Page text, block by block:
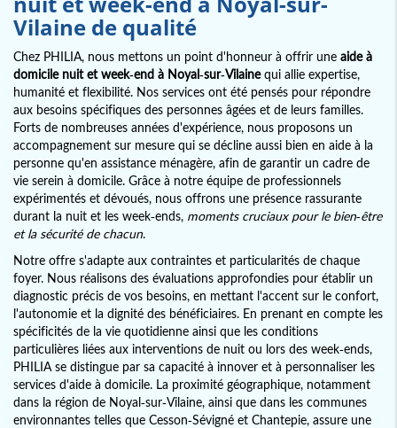
Vilaine de qualité
Chez PHILIA, nous mettons un point d'honneur à offrir une aide à
domicile nuit et week-end à Noyal-sur-Vilainequi allie expertise,
humanité et flexibilité. Nos services ont été pensés pour répondre
aux besoins spécifiques des personnes âgées et de leurs familles.
Forts de nombreuses années d'expérience, nous proposons un
accompagnement sur mesure qui se décline aussi bien en aide à la
personne qu'en assistance ménagère, afin de garantir un cadre de
vie serein à domicile. Grâce à notre équipe de professionnels
expérimentés et dévoués, nous offrons une présence rassurante
durant la nuit et les week-ends, moments cruciaux pour le bien-être
et la sécurité de chacun.
Notre offre s'adapte aux contraintes et particularités de chaque
foyer. Nous réalisons des évaluations approfondies pour établir un
diagnostic précis de vos besoins, en mettant l'accent sur le confort,
l'autonomie et la dignité des bénéficiaires. En prenant en compte les
spécificités de la vie quotidienne ainsi que les conditions
particulières liées aux interventions de nuit ou lors des week-ends,
PHILIA se distingue par sa capacité à innover et à personnaliser les
services d'aide à domicile. La proximité géographique, notamment
dans la région de Noyal-sur-Vilaine, ainsi que dans les communes
environnantes telles que Cesson-Sévigné et Chantepie, assure une